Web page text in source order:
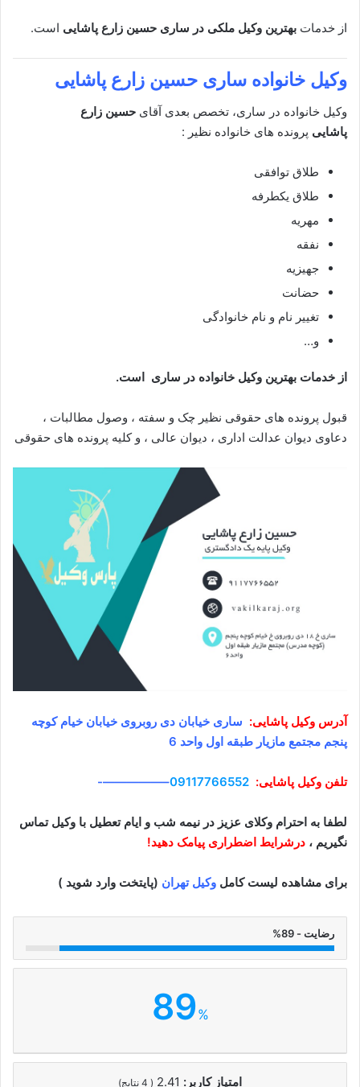
از خدمات بهترین وکیل ملکی در ساری حسین زارع پاشایی است.
وکیل خانواده ساری حسین زارع پاشایی
وکیل خانواده در ساری، تخصص بعدی آقای حسین زارع
پاشایی پرونده های خانواده نظیر :
طلاق توافقی
طلاق یکطرفه
مهریه
نفقه
جهیزیه
حضانت
تغییر نام و نام خانوادگی
و…
از خدمات بهترین وکیل خانواده در ساری است.
قبول پرونده های حقوقی نظیر چک و سفته ، وصول مطالبات ،
دعاوی دیوان عدالت اداری ، دیوان عالی ، و کلیه پرونده های حقوقی
آدرس وکیل پاشایی: ساری خیابان دی روبروی خیابان خیام کوچه
پنجم مجتمع مازیار طبقه اول واحد 6
تلفن وکیل پاشایی: 09117766552
–
—————-
لطفا به احترام وکلای عزیز در نیمه شب و ایام تعطیل با وکیل تماس
نگیریم ، درشرایط اضطراری پیامک دهید!
برای مشاهده لیست کامل وکیل تهران (پایتخت وارد شوید )
رضایت - 89%
89%
امتیاز کاربر: 2.41
(
4 نتایج)